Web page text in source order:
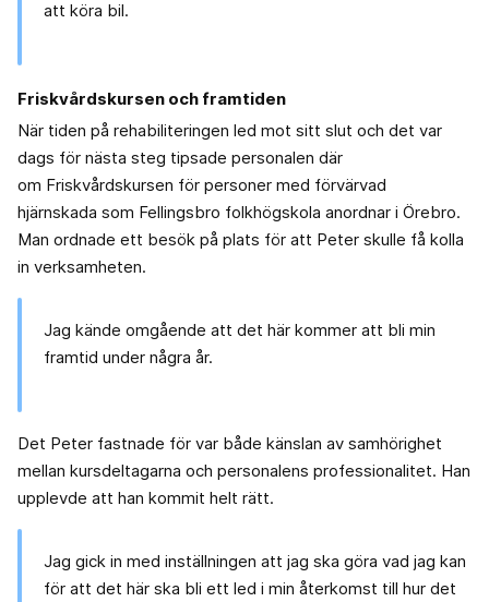
att köra bil.
Friskvårdskursen och framtiden
När tiden på rehabiliteringen led mot sitt slut och det var
dags för nästa steg tipsade personalen där
om Friskvårdskursen för personer med förvärvad
hjärnskada som Fellingsbro folkhögskola anordnar i Örebro.
Man ordnade ett besök på plats för att Peter skulle få kolla
in verksamheten.
Jag kände omgående att det här kommer att bli min
framtid under några år.
Det Peter fastnade för var både känslan av samhörighet
mellan kursdeltagarna och personalens professionalitet. Han
upplevde att han kommit helt rätt.
Jag gick in med inställningen att jag ska göra vad jag kan
för att det här ska bli ett led i min återkomst till hur det